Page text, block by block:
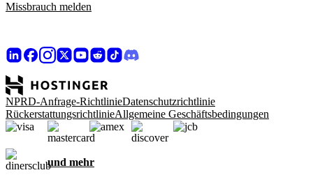
Missbrauch melden
NPRD-Anfrage-RichtlinieDatenschutzrichtlinie
RückerstattungsrichtlinieAllgemeine Geschäftsbedingungen
und mehr